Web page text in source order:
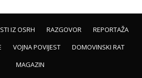
IZ OSRH RAZGOVOR
REPORTAŽA
VOJNA POVIJEST
DOMOVINSKI RAT
MAGAZIN